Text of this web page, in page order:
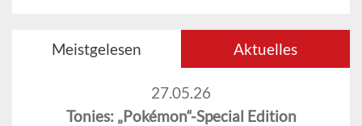
Meistgelesen Aktuelles
27.05.26
Tonies: „Pokémon“-Special Edition